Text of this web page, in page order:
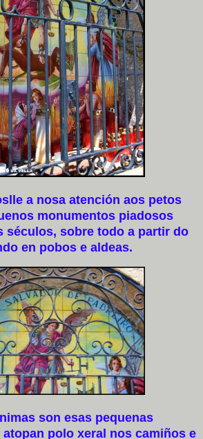
a nosa atención aos petos
monumentos piadosos
séculos, sobre todo a partir do
en pobos e aldeas.
son esas pequenas
polo xeral nos camiños e